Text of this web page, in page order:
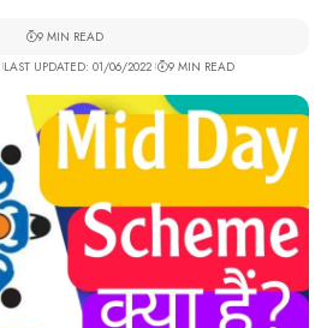
LAST UPDATED: 01/06/2022 9 MIN READ
9 MIN READ